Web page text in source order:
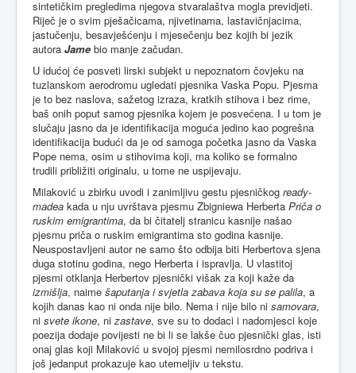
sintetičkim pregledima njegova stvaralaštva mogla previdjeti.
Riječ je o svim pješačicama, njivetinama, lastavičnjacima,
jastučenju, besavješćenju i mjesečenju bez kojih bi jezik
autora Jame bio manje začudan.
U idućoj će posveti lirski subjekt u nepoznatom čovjeku na
tuzlanskom aerodromu ugledati pjesnika Vaska Popu. Pjesma
je to bez naslova, sažetog izraza, kratkih stihova i bez rime,
baš onih poput samog pjesnika kojem je posvećena. I u tom je
slučaju jasno da je identifikacija moguća jedino kao pogrešna
identifikacija budući da je od samoga početka jasno da Vaska
Pope nema, osim u stihovima koji, ma koliko se formalno
trudili približiti originalu, u tome ne uspijevaju.
Milaković u zbirku uvodi i zanimljivu gestu pjesničkog ready-
madea kada u nju uvrštava pjesmu Zbigniewa Herberta Priča o
ruskim emigrantima, da bi čitatelj stranicu kasnije našao
pjesmu priča o ruskim emigrantima sto godina kasnije.
Neuspostavljeni autor ne samo što odbija biti Herbertova sjena
duga stotinu godina, nego Herberta i ispravlja. U vlastitoj
pjesmi otklanja Herbertov pjesnički višak za koji kaže da
izmišlja, naime šaputanja i svjetla zabava koja su se palila, a
kojih danas kao ni onda nije bilo. Nema i nije bilo ni samovara,
ni svete ikone, ni zastave, sve su to dodaci i nadomjesci koje
poezija dodaje povijesti ne bi li se lakše čuo pjesnički glas, isti
onaj glas koji Milaković u svojoj pjesmi nemilosrdno podriva i
još jedanput prokazuje kao utemeljiv u tekstu.